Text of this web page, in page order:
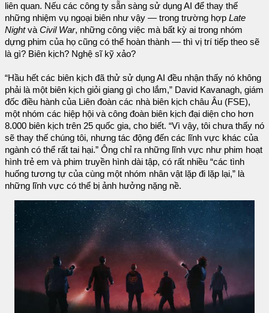
liên quan. Nếu các công ty sẵn sàng sử dụng AI để thay thế
những nhiệm vụ ngoại biên như vậy — trong trường hợp Late
Nightvà Civil War, những công việc mà bất kỳ ai trong nhóm
dựng phim của họ cũng có thể hoàn thành — thì vị trí tiếp theo sẽ
là gì? Biên kịch? Nghệ sĩ kỹ xảo?
“Hầu hết các biên kịch đã thử sử dụng AI đều nhận thấy nó không
phải là một biên kịch giỏi giang gì cho lắm,” David Kavanagh, giám
đốc điều hành của Liên đoàn các nhà biên kịch châu Âu (FSE),
một nhóm các hiệp hội và công đoàn biên kịch đại diện cho hơn
8.000 biên kịch trên 25 quốc gia, cho biết. “Vì vậy, tôi chưa thấy nó
sẽ thay thế chúng tôi, nhưng tác động đến các lĩnh vực khác của
ngành có thể rất tai hại.” Ông chỉ ra những lĩnh vực như phim hoạt
hình trẻ em và phim truyền hình dài tập, có rất nhiều “các tình
huống tương tự của cùng một nhóm nhân vật lặp đi lặp lại,” là
những lĩnh vực có thể bị ảnh hưởng nặng nề.